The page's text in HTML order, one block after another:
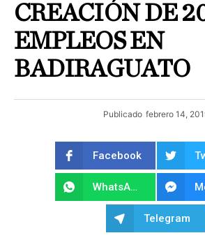
CREACIÓN DE
EMPLEOS EN
BADIRAGUATO
Publicado febrero 14,
Facebook
WhatsApp
Telegram